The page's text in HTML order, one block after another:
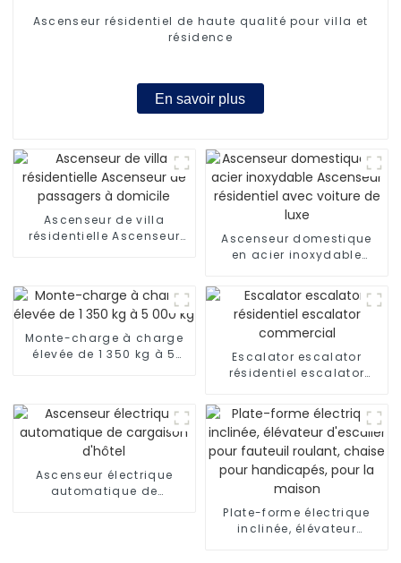
Ascenseur résidentiel de haute qualité pour villa et
résidence
En savoir plus
Ascenseur de villa
résidentielle Ascenseur
Ascenseur domestique
en acier inoxydable
avec voiture de luxe
Monte-charge à charge
élevée de 1 350 kg à 5
Escalator escalator
résidentiel escalator
Ascenseur électrique
automatique de
Plate-forme électrique
inclinée, élévateur